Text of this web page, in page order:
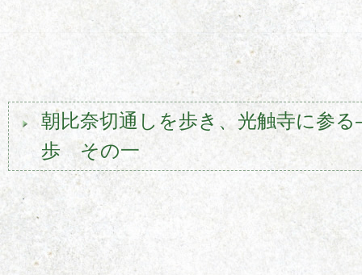
朝比奈切通しを歩き、光触寺に参
歩 その一